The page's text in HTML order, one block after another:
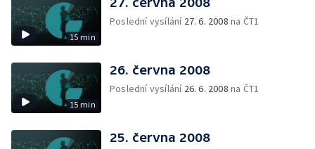
15 min
Poslední vysílání 27. 6. 2008 na ČT1
15 min
26. června 2008
Poslední vysílání 26. 6. 2008 na ČT1
25. června 2008